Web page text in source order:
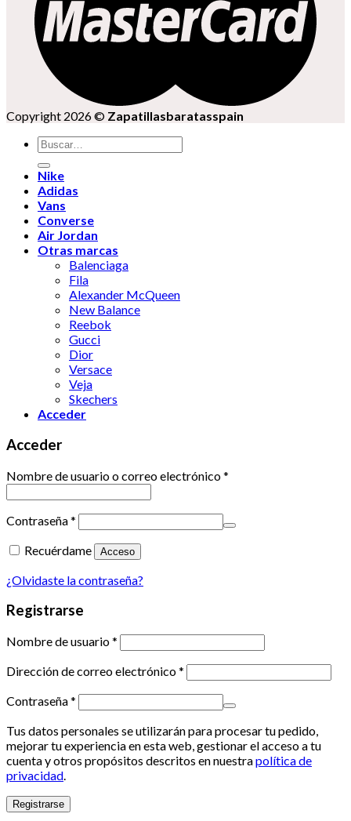
Copyright 2026 © Zapatillasbaratasspain
Buscar
por:
Nike
Adidas
Vans
Converse
Air Jordan
Otras marcas
Balenciaga
Fila
Alexander McQueen
New Balance
Reebok
Gucci
Dior
Versace
Veja
Skechers
Acceder
Acceder
Nombre de usuario o correo electrónico*
Contraseña*
Recuérdame
Acceso
¿Olvidaste la contraseña?
Registrarse
Nombre de usuario*
Dirección de correo electrónico*
Contraseña*
Tus datos personales se utilizarán para procesar tu pedido,
mejorar tu experiencia en esta web, gestionar el acceso a tu
cuenta y otros propósitos descritos en nuestrapolítica de
privacidad.
Registrarse